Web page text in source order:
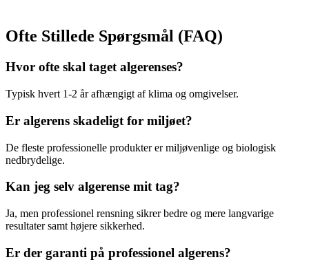
Ofte Stillede Spørgsmål (FAQ)
Hvor ofte skal taget algerenses?
Typisk hvert 1-2 år afhængigt af klima og omgivelser.
Er algerens skadeligt for miljøet?
De fleste professionelle produkter er miljøvenlige og biologisk
nedbrydelige.
Kan jeg selv algerense mit tag?
Ja, men professionel rensning sikrer bedre og mere langvarige
resultater samt højere sikkerhed.
Er der garanti på professionel algerens?